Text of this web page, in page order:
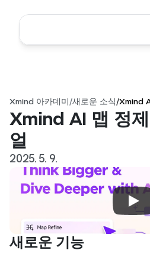
Xmind 아카데미 /새로운 소식 /Xmind
Xmind AI 맵 정제
얼
2025. 5. 9.
새로운 기능